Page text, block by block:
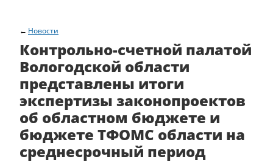
Новости
Контрольно-счетной палатой
Вологодской области
представлены итоги
экспертизы законопроектов
об областном бюджете и
бюджете ТФОМС области на
среднесрочный период